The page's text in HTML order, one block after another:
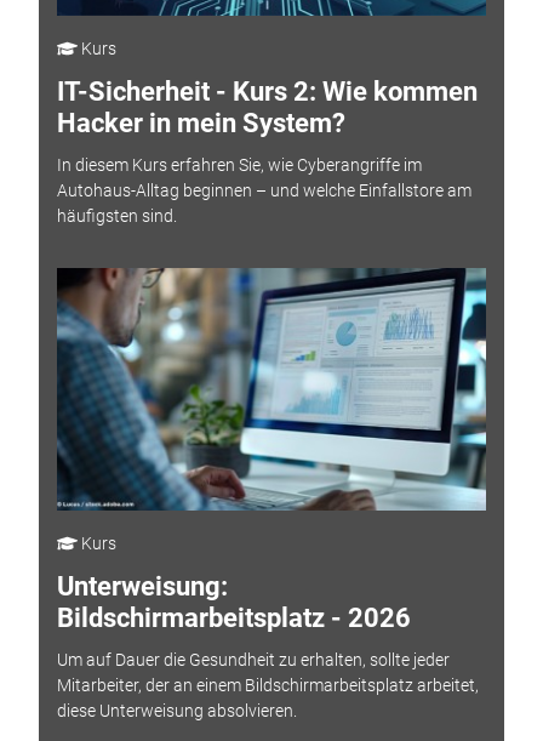
Kurs
IT-Sicherheit - Kurs 2: Wie kommen
Hacker in mein System?
In diesem Kurs erfahren Sie, wie Cyberangriffe im
Autohaus-Alltag beginnen – und welche Einfallstore am
häufigsten sind.
Kurs
Unterweisung:
Bildschirmarbeitsplatz - 2026
Um auf Dauer die Gesundheit zu erhalten, sollte jeder
Mitarbeiter, der an einem Bildschirmarbeitsplatz arbeitet,
diese Unterweisung absolvieren.